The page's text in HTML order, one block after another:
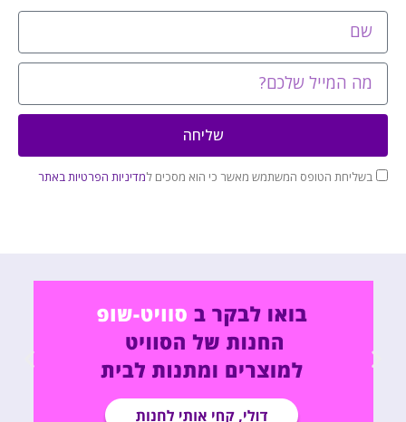
בשליחת הטופס המשתמש מאשר כי הוא מסכים למדיניות הפרטיות באתר
שליחה